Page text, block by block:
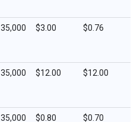
35,000 $3.00 $0.76
35,000 $12.00 $12.00
35,000 $0.80 $0.70